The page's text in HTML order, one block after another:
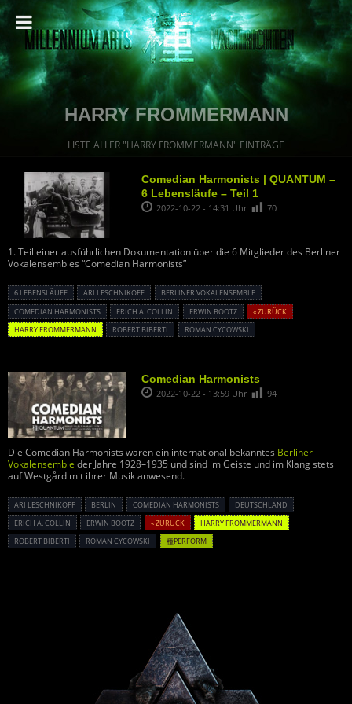
HARRY FROMMERMANN
LISTE ALLER "HARRY FROMMERMANN" EINTRÄGE
Comedian Harmonists | QUANTUM –
6 Lebensläufe – Teil 1
2022-10-22 - 14:31 Uhr 70
1. Teil einer ausführlichen Dokumentation über die 6 Mitglieder des Berliner
Vokalensembles “Comedian Harmonists”
6 LEBENSLÄUFE ARI LESCHNIKOFF
BERLINER VOKALENSEMBLE
COMEDIAN HARMONISTS
ERICH A. COLLIN ERWIN BOOTZ
« ZURÜCK
HARRY FROMMERMANN
ROBERT BIBERTI ROMAN CYCOWSKI
Comedian Harmonists
2022-10-22 - 13:59 Uhr 94
Die Comedian Harmonists waren ein international bekanntes Berliner
Vokalensemble der Jahre 1928–1935 und sind im Geiste und im Klang stets
auf Westgård mit ihrer Musik anwesend.
ARI LESCHNIKOFF BERLIN COMEDIAN HARMONISTS
DEUTSCHLAND
ERICH A. COLLIN
ERWIN BOOTZ « ZURÜCK
HARRY FROMMERMANN
ROBERT BIBERTI
ROMAN CYCOWSKI 種PERFORM
Powered By :